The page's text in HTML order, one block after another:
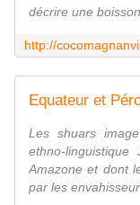
décrire une boisson
Equateur et
Les shuars
ethno-
Amazone et dont
par les